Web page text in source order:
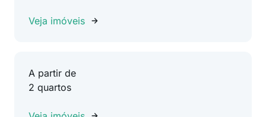
Veja imóveis
A partir de
2 quartos